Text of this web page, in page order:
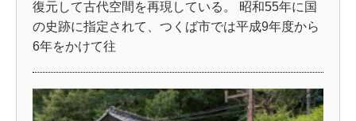
復元して古代空間を再現している。 昭和55年に国
の史跡に指定されて、つくば市では平成9年度から
6年をかけて往